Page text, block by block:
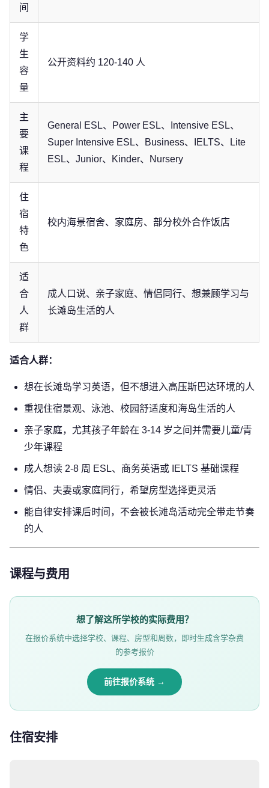
间
学
生
容
量
公开资料约 120-140 人
主
要
课
程
General ESL、Power ESL、Intensive ESL、
Super Intensive ESL、Business、IELTS、Lite
ESL、Junior、Kinder、Nursery
住
宿
特
色
校内海景宿舍、家庭房、部分校外合作饭店
适
合
人
群
成人口说、亲子家庭、情侣同行、想兼顾学习与
长滩岛生活的人
适合人群：
想在长滩岛学习英语，但不想进入高压斯巴达环境的人
重视住宿景观、泳池、校园舒适度和海岛生活的人
亲子家庭，尤其孩子年龄在 3-14 岁之间并需要儿童/青
少年课程
成人想读 2-8 周 ESL、商务英语或 IELTS 基础课程
情侣、夫妻或家庭同行，希望房型选择更灵活
能自律安排课后时间，不会被长滩岛活动完全带走节奏
的人
课程与费用
想了解这所学校的实际费用？
在报价系统中选择学校、课程、房型和周数，即时生成含学杂费
的参考报价
前往报价系统 →
住宿安排